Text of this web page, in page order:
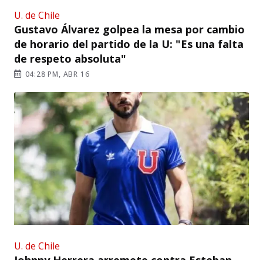
U. de Chile
Gustavo Álvarez golpea la mesa por cambio
de horario del partido de la U: "Es una falta
de respeto absoluta"
04:28 PM, ABR 16
U. de Chile